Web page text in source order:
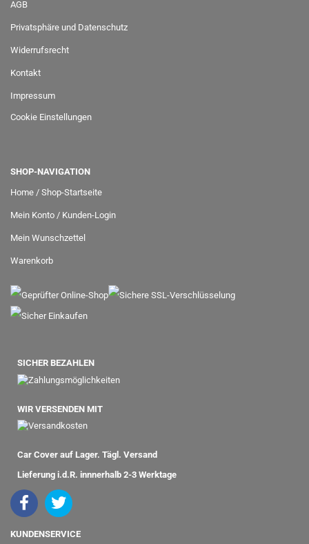
AGB
Privatsphäre und Datenschutz
Widerrufsrecht
Kontakt
Impressum
Cookie Einstellungen
SHOP-NAVIGATION
Home / Shop-Startseite
Mein Konto / Kunden-Login
Mein Wunschzettel
Warenkorb
SICHER BEZAHLEN
WIR VERSENDEN MIT
Car Cover auf Lager. Tägl. Versand
Lieferung i.d.R. innnerhalb 2-3 Werktage
KUNDENSERVICE